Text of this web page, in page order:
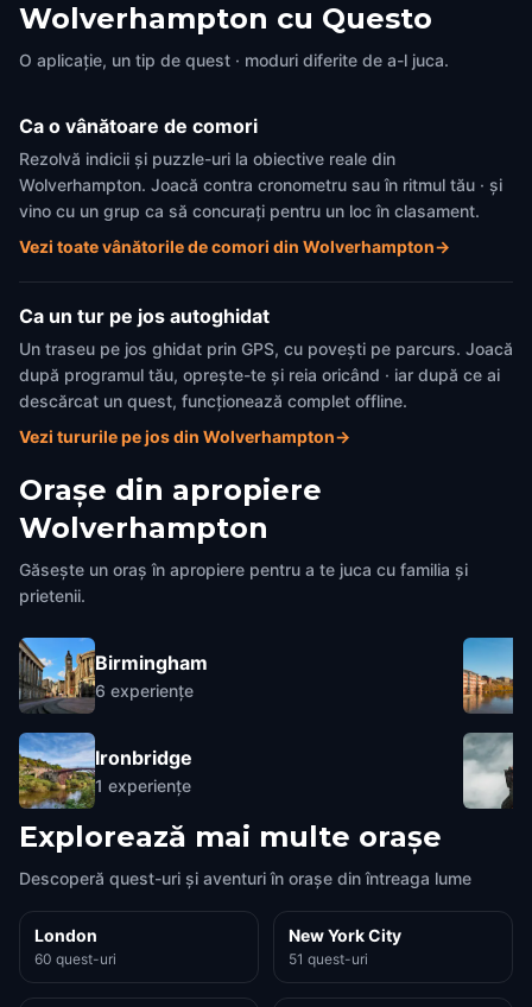
Wolverhampton cu Questo
O aplicație, un tip de quest · moduri diferite de a-l juca.
Ca o vânătoare de comori
Rezolvă indicii și puzzle-uri la obiective reale din
Wolverhampton. Joacă contra cronometru sau în ritmul tău · și
vino cu un grup ca să concurați pentru un loc în clasament.
Vezi toate vânătorile de comori din Wolverhampton→
Ca un tur pe jos autoghidat
Un traseu pe jos ghidat prin GPS, cu povești pe parcurs. Joacă
după programul tău, oprește-te și reia oricând · iar după ce ai
descărcat un quest, funcționează complet offline.
Vezi tururile pe jos din Wolverhampton→
Orașe din apropiere
Wolverhampton
Găsește un oraș în apropiere pentru a te juca cu familia și
prietenii.
Birmingham
6 experiențe
Ironbridge
1 experiențe
Explorează mai multe orașe
Descoperă quest-uri și aventuri în orașe din întreaga lume
London
60 quest-uri
New York City
51 quest-uri